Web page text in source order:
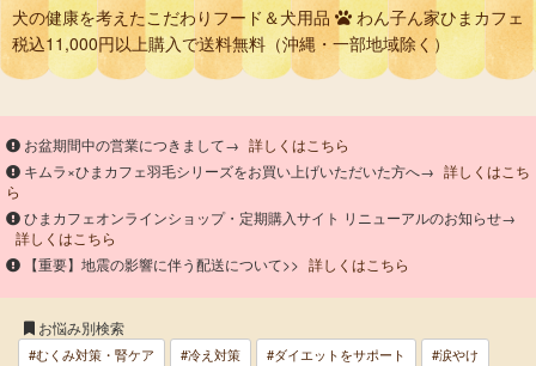
犬の健康を考えたこだわりフード＆犬用品
わん子ん家ひまカフェ
税込11,000円以上購入で送料無料（沖縄・一部地域除く）
お盆期間中の営業につきまして→ 詳しくはこちら
キムラ×ひまカフェ羽毛シリーズをお買い上げいただいた方へ→ 詳しくはこち
ら
ひまカフェオンラインショップ・定期購入サイト リニューアルのお知らせ→
詳しくはこちら
【重要】地震の影響に伴う配送について>> 詳しくはこちら
お悩み別検索
#むくみ対策・腎ケア #冷え対策 #ダイエットをサポート #涙やけ